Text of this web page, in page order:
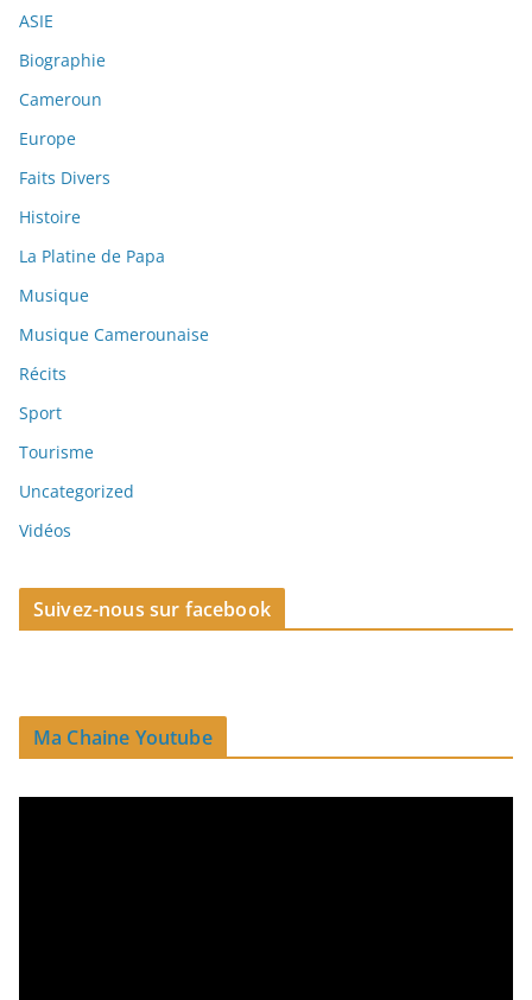
ASIE
Biographie
Cameroun
Europe
Faits Divers
Histoire
La Platine de Papa
Musique
Musique Camerounaise
Récits
Sport
Tourisme
Uncategorized
Vidéos
Suivez-nous sur facebook
Ma Chaine Youtube